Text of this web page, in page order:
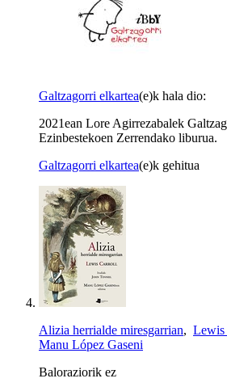
Galtzagorri elkartea(e)k hala dio:
2021ean Lore Agirrezabalek
Ezinbestekoen Zerrendako liburua.
Galtzagorri elkartea(e)k gehitua
Alizia herrialde miresgarrian, Lewis
Manu López Gaseni
Baloraziorik ez